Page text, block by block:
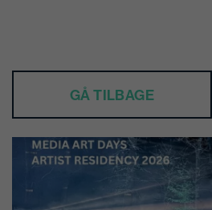
GÅ TILBAGE